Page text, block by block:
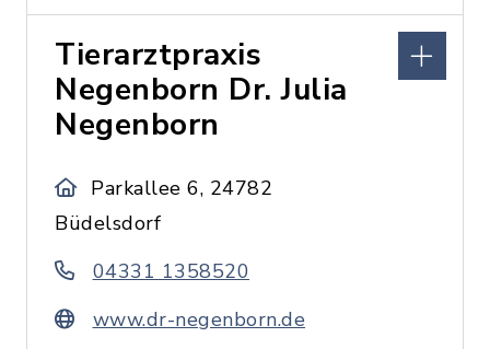
Tierarztpraxis
Negenborn Dr. Julia
Negenborn
Parkallee 6, 24782
Büdelsdorf
04331 1358520
www.dr-negenborn.de